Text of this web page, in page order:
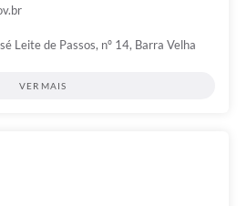
Leite de Passos, nº 14, Barra Velha
VER MAIS